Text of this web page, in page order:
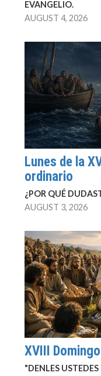
EVANGELIO.
AUGUST 4, 2026
Lunes de la
ordinario
¿POR QUÉ
AUGUST 3, 2026
XVIII
"DENLES